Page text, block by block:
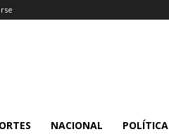
NACIONAL POLÍTICA